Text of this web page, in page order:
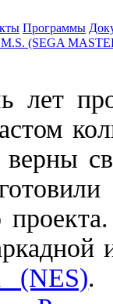
Программы
(SEGA
лет
(NES).